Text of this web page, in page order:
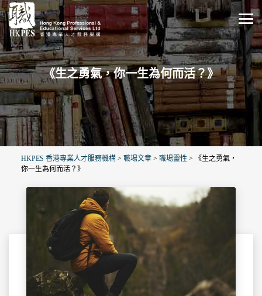
《生之勇氣，你一生為何而活？》
HKPES 香港專業人才服務機構 > 職場文章 > 職場靈性 >
《生之勇氣，
你一生為何而活？》